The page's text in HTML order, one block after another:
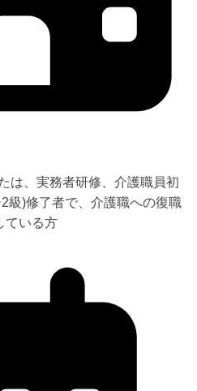
は、実務者研修、介護職員初
級)修了者で、介護職への復職
ている方